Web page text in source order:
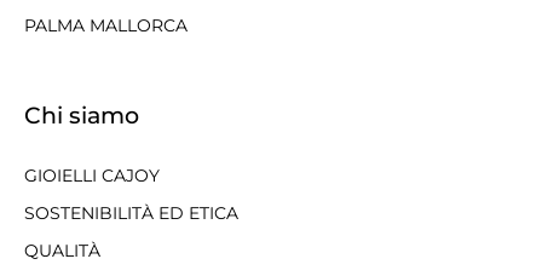
PALMA MALLORCA
Chi siamo
GIOIELLI CAJOY
SOSTENIBILITÀ ED ETICA
QUALITÀ